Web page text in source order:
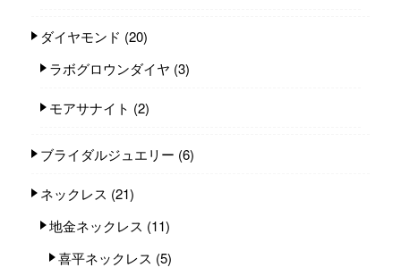
ダイヤモンド (20)
ラボグロウンダイヤ (3)
モアサナイト (2)
ブライダルジュエリー (6)
ネックレス (21)
地金ネックレス (11)
喜平ネックレス (5)